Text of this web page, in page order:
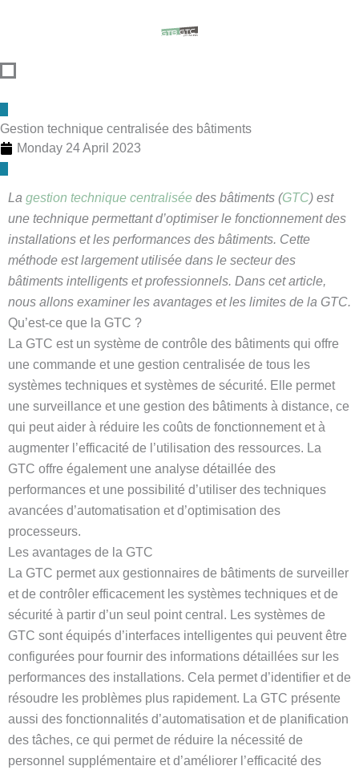
Gestion technique centralisée des bâtiments
Monday 24 April 2023
La gestion technique centralisée des bâtiments (GTC) est
une technique permettant d’optimiser le fonctionnement des
installations et les performances des bâtiments. Cette
méthode est largement utilisée dans le secteur des
bâtiments intelligents et professionnels. Dans cet article,
nous allons examiner les avantages et les limites de la GTC.
Qu’est-ce que la GTC ?
La GTC est un système de contrôle des bâtiments qui offre
une commande et une gestion centralisée de tous les
systèmes techniques et systèmes de sécurité. Elle permet
une surveillance et une gestion des bâtiments à distance, ce
qui peut aider à réduire les coûts de fonctionnement et à
augmenter l’efficacité de l’utilisation des ressources. La
GTC offre également une analyse détaillée des
performances et une possibilité d’utiliser des techniques
avancées d’automatisation et d’optimisation des
processeurs.
Les avantages de la GTC
La GTC permet aux gestionnaires de bâtiments de surveiller
et de contrôler efficacement les systèmes techniques et de
sécurité à partir d’un seul point central. Les systèmes de
GTC sont équipés d’interfaces intelligentes qui peuvent être
configurées pour fournir des informations détaillées sur les
performances des installations. Cela permet d’identifier et de
résoudre les problèmes plus rapidement. La GTC présente
aussi des fonctionnalités d’automatisation et de planification
des tâches, ce qui permet de réduire la nécessité de
personnel supplémentaire et d’améliorer l’efficacité des